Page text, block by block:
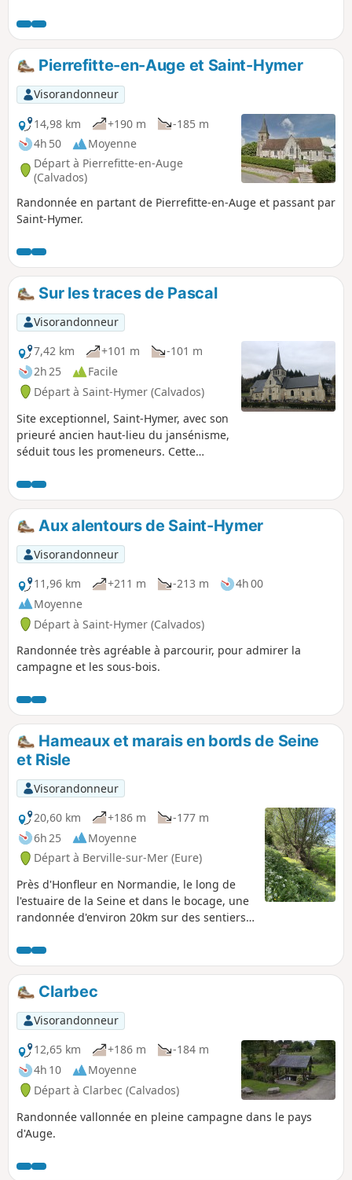
Pierrefitte-en-Auge et Saint-Hymer
Visorandonneur
14,98 km
+190 m
-185 m
4h 50
Moyenne
Départ à Pierrefitte-en-Auge
(Calvados)
Randonnée en partant de Pierrefitte-en-Auge et passant par
Saint-Hymer.
Sur les traces de Pascal
Visorandonneur
7,42 km
+101 m
-101 m
2h 25
Facile
Départ à Saint-Hymer (Calvados)
Site exceptionnel, Saint-Hymer, avec son
prieuré ancien haut-lieu du jansénisme,
séduit tous les promeneurs. Cette
verdoyant et boisé, se termine sur la
place où se tiennent l'église, le
cimetière, dans lequel repose la mère
Denis, l'auberge et le lavoir.
Aux alentours de Saint-Hymer
Visorandonneur
11,96 km
+211 m -213 m
4h 00
Moyenne
Départ à Saint-Hymer (Calvados)
Randonnée très agréable à parcourir, pour admirer la
campagne et les sous-bois.
Hameaux et marais en bords de Seine
et Risle
Visorandonneur
20,60 km
+186 m
-177 m
6h 25
Moyenne
Départ à Berville-sur-Mer (Eure)
Près d'Honfleur en Normandie, le long de
l'estuaire de la Seine et dans le bocage, une
randonnée d'environ 20km sur des sentiers
Clarbec
Visorandonneur
12,65 km
+186 m
-184 m
4h 10
Moyenne
Départ à Clarbec (Calvados)
Randonnée vallonnée en pleine campagne dans le pays
d'Auge.